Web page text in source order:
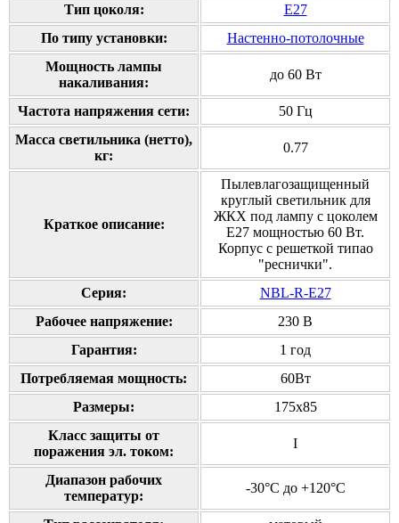
Тип цоколя:
E27
По типу установки:
Настенно-потолочные
Мощность лампы
накаливания:
до 60 Вт
Частота напряжения сети:
50 Гц
Масса светильника (нетто),
кг:
0.77
Краткое описание:
Пылевлагозащищенный
круглый светильник для
ЖКХ под лампу с цоколем
Е27 мощностью 60 Вт.
Корпус с решеткой типао
"реснички".
Серия:
NBL-R-E27
Рабочее напряжение:
230 В
Гарантия:
1 год
Потребляемая мощность:
60Вт
Размеры:
175x85
Класс защиты от
поражения эл. током:
I
Диапазон рабочих
температур:
-30°С до +120°С